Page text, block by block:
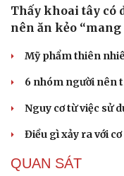
Tư vấn
Săn Tour
check-in
Thấy khoai tây có
nên ăn kẻo
Mỹ phẩm thiên
6 nhóm người nên
Nguy cơ từ việc sử
Điều gì xảy ra với
QUAN SÁT